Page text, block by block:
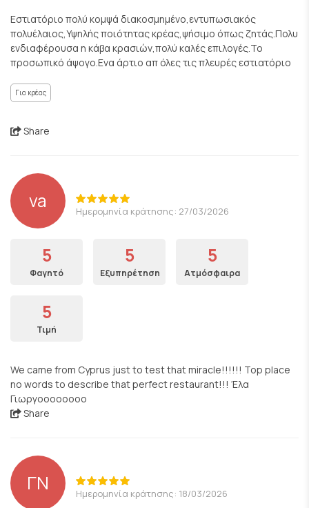
Εστιατόριο πολύ κομψά διακοσμημένο,εντυπωσιακός
πολυέλαιος,Υψηλής ποιότητας κρέας,ψήσιμο όπως ζητάς.Πολυ
ενδιαφέρουσα η κάβα κρασιών,πολύ καλές επιλογές.Το
προσωπικό άψογο.Ενα άρτιο απ όλες τις πλευρές εστιατόριο
Για κρέας
Share
va Ημερομηνία κράτησης: 27/03/2026
5
Φαγητό
5
Εξυπηρέτηση
5
Ατμόσφαιρα
5
Τιμή
We came from Cyprus just to test that miracle!!!!!! Top place
no words to describe that perfect restaurant!!! Έλα
Γιωργοοοοοοοο
Share
ΓΝ Ημερομηνία κράτησης: 18/03/2026